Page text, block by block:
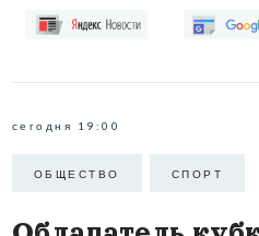
сегодня 19:00
ОБЩЕСТВО СПОРТ